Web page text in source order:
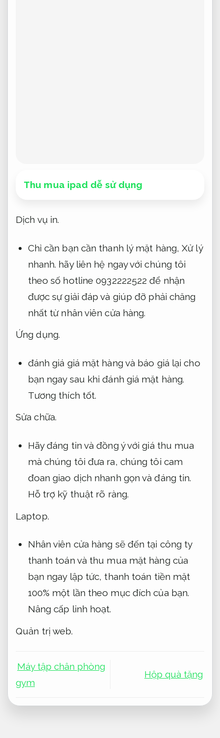
Thu mua ipad dễ sử dụng
Dịch vụ in.
Chỉ cần bạn cần thanh lý mặt hàng,Xử lý
nhanh. hãy liên hệ ngay với chúng tôi
theo số hotline 0932222522 để nhận
được sự giải đáp và giúp đỡ phải chăng
nhất từ nhân viên cửa hàng.
Ứng dụng.
đánh giá giá mặt hàng và báo giá lại cho
bạn ngay sau khi đánh giá mặt hàng.
Tương thích tốt.
Sửa chữa.
Hãy đáng tin và đồng ý với giá thu mua
mà chúng tôi đưa ra, chúng tôi cam
đoan giao dịch nhanh gọn và đáng tin.
Hỗ trợ kỹ thuật rõ ràng.
Laptop.
Nhân viên cửa hàng sẽ đến tại công ty
thanh toán và thu mua mặt hàng của
bạn ngay lập tức, thanh toán tiền mặt
100% một lần theo mục đích của bạn.
Nâng cấp linh hoạt.
Quản trị web.
Máy tập chân phòng
gym
Hộp quà tặng